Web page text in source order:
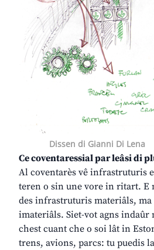
Dissen di Gianni Di Lena
Ce coventaressial par leâsi di
Al coventarès vê infrastruturis
teren o sin une vore in ritart. E
des infrastruturis materiâls, ma
imateriâls. Siet-vot agns
chest cuant che o soi lât in
trens, avions, parcs: tu puedis